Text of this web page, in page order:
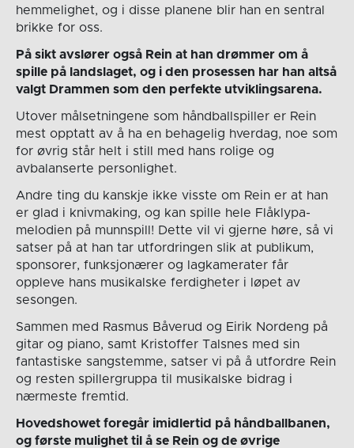
hemmelighet, og i disse planene blir han en sentral
brikke for oss.
På sikt avslører også Rein at han drømmer om å
spille på landslaget, og i den prosessen har han altså
valgt Drammen som den perfekte utviklingsarena.
Utover målsetningene som håndballspiller er Rein
mest opptatt av å ha en behagelig hverdag, noe som
for øvrig står helt i still med hans rolige og
avbalanserte personlighet.
Andre ting du kanskje ikke visste om Rein er at han
er glad i knivmaking, og kan spille hele Flåklypa-
melodien på munnspill! Dette vil vi gjerne høre, så vi
satser på at han tar utfordringen slik at publikum,
sponsorer, funksjonærer og lagkamerater får
oppleve hans musikalske ferdigheter i løpet av
sesongen.
Sammen med Rasmus Båverud og Eirik Nordeng på
gitar og piano, samt Kristoffer Talsnes med sin
fantastiske sangstemme, satser vi på å utfordre Rein
og resten spillergruppa til musikalske bidrag i
nærmeste fremtid.
Hovedshowet foregår imidlertid på håndballbanen,
og første mulighet til å se Rein og de øvrige